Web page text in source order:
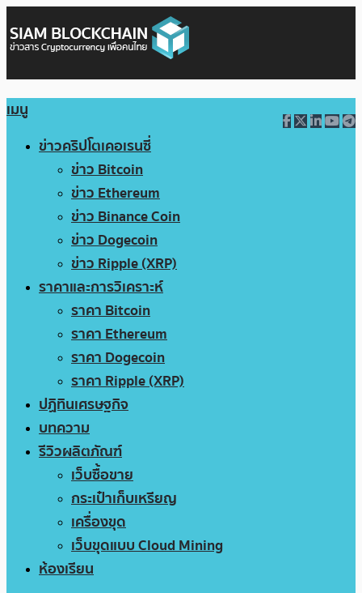
เมนู
ข่าวคริปโตเคอเรนซี่
ข่าว Bitcoin
ข่าว Ethereum
ข่าว Binance Coin
ข่าว Dogecoin
ข่าว Ripple (XRP)
ราคาและการวิเคราะห์
ราคา Bitcoin
ราคา Ethereum
ราคา Dogecoin
ราคา Ripple (XRP)
ปฏิทินเศรษฐกิจ
บทความ
รีวิวผลิตภัณฑ์
เว็บซื้อขาย
กระเป๋าเก็บเหรียญ
เครื่องขุด
เว็บขุดแบบ Cloud Mining
ห้องเรียน